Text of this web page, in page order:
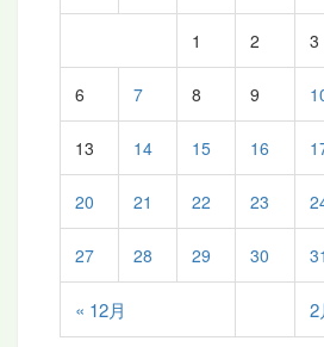
« 12月 2
1 2 3
6 7 8 9
13 14 15 16
20 21 22 23
27 28 29 30 31